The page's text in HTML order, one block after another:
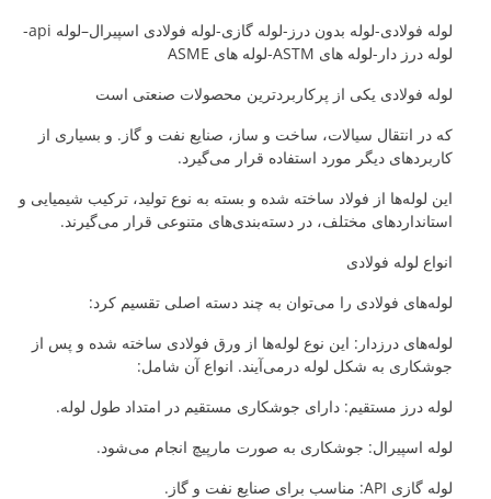
لوله فولادی-لوله بدون درز-لوله گازی-لوله فولادی اسپیرال–لوله api-
لوله درز دار-لوله های ASTM-لوله های ASME
لوله فولادی یکی از پرکاربردترین محصولات صنعتی است
که در انتقال سیالات، ساخت و ساز، صنایع نفت و گاز. و بسیاری از
کاربردهای دیگر مورد استفاده قرار می‌گیرد.
این لوله‌ها از فولاد ساخته شده و بسته به نوع تولید، ترکیب شیمیایی و
استانداردهای مختلف، در دسته‌بندی‌های متنوعی قرار می‌گیرند.
انواع لوله فولادی
لوله‌های فولادی را می‌توان به چند دسته اصلی تقسیم کرد:
لوله‌های درزدار: این نوع لوله‌ها از ورق فولادی ساخته شده و پس از
جوشکاری به شکل لوله درمی‌آیند. انواع آن شامل:
لوله درز مستقیم: دارای جوشکاری مستقیم در امتداد طول لوله.
لوله اسپیرال: جوشکاری به صورت مارپیچ انجام می‌شود.
لوله گازی API: مناسب برای صنایع نفت و گاز.